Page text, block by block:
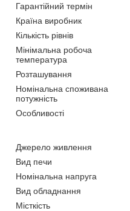
Гарантійний термін
Країна виробник
Кількість рівнів
Мінімальна робоча
температура
Розташування
Номінальна споживана
потужність
Особливості
Джерело живлення
Вид печи
Номінальна напруга
Вид обладнання
Місткість